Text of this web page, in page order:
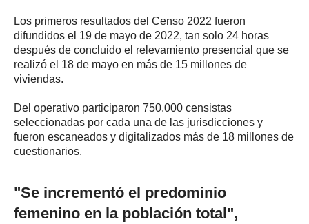
Los primeros resultados del Censo 2022 fueron
difundidos el 19 de mayo de 2022, tan solo 24 horas
después de concluido el relevamiento presencial que se
realizó el 18 de mayo en más de 15 millones de
viviendas.
Del operativo participaron 750.000 censistas
seleccionadas por cada una de las jurisdicciones y
fueron escaneados y digitalizados más de 18 millones de
cuestionarios.
"Se incrementó el predominio
femenino en la población total",